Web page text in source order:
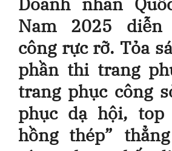
Nam 2025
công rực rỡ. Tỏa
phần thi trang
trang phục công
phục dạ hội, top
hồng thép”